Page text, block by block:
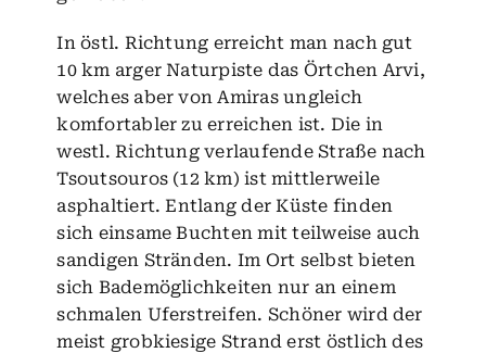
In östl. Richtung erreicht man nach gut
10 km arger Naturpiste das Örtchen Arvi,
welches aber von Amiras ungleich
komfortabler zu erreichen ist. Die in
westl. Richtung verlaufende Straße nach
Tsoutsouros (12 km) ist mittlerweile
asphaltiert. Entlang der Küste finden
sich einsame Buchten mit teilweise auch
sandigen Stränden. Im Ort selbst bieten
sich Bademöglichkeiten nur an einem
schmalen Uferstreifen. Schöner wird der
meist grobkiesige Strand erst östlich des